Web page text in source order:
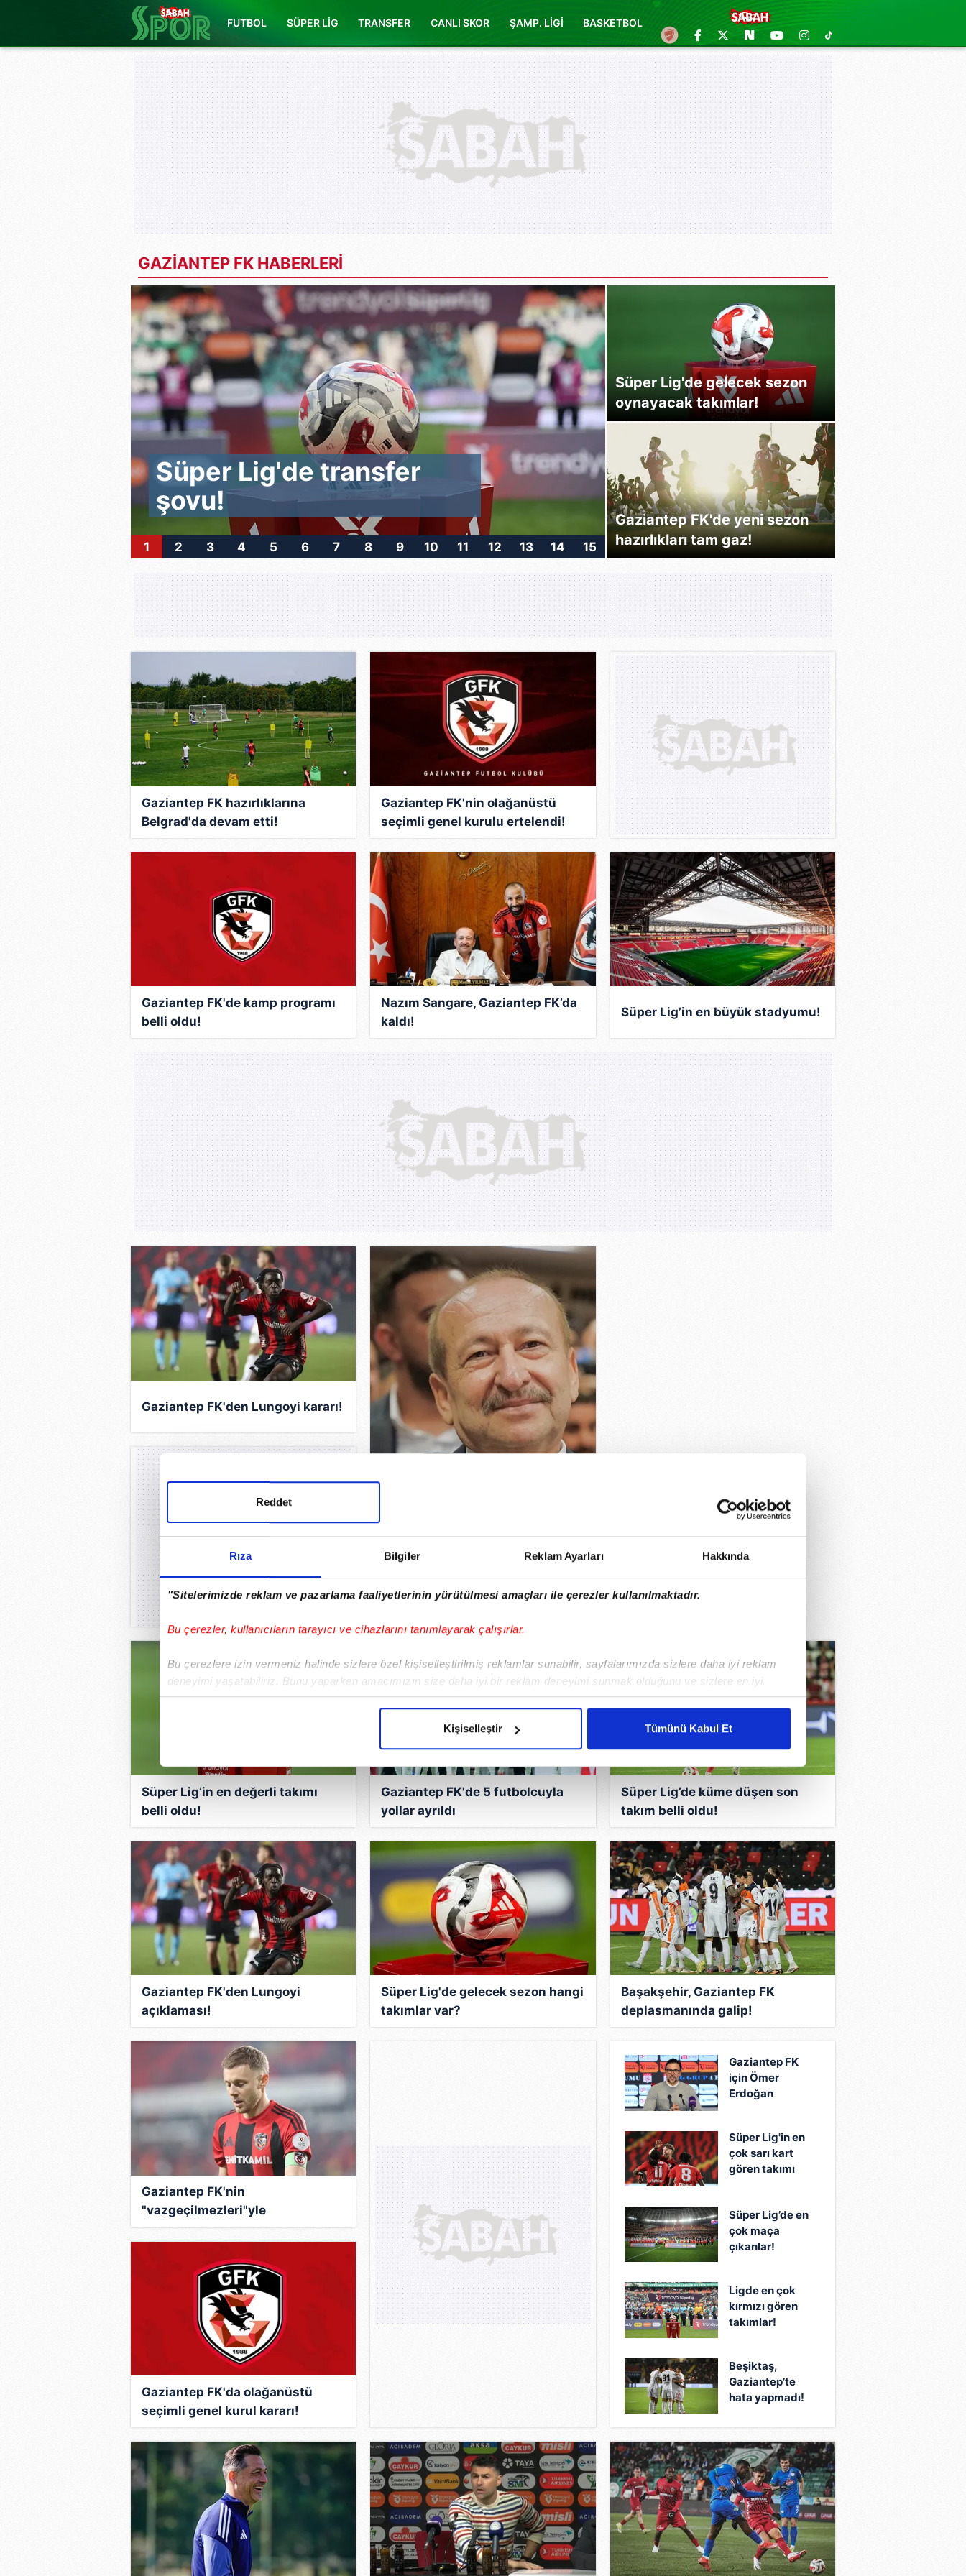
Rıza Bilgiler Reklam Ayarları Hakkında
"Sitelerimizde reklam ve pazarlama faaliyetlerinin yürütülmesi amaçları ile çerezler kullanılmaktadır.
Bu çerezler, kullanıcıların tarayıcı ve cihazlarını tanımlayarak çalışırlar.
Bu çerezlere izin vermeniz halinde sizlere özel kişiselleştirilmiş reklamlar sunabilir, sayfalarımızda sizlere daha iyi reklam
deneyimi yaşatabiliriz. Bunu yaparken amacımızın size daha iyi bir reklam deneyimi sunmak olduğunu ve sizlere en iyi
içerikleri sunabilmek adına elimizden gelen çabayı gösterdiğimizi ve bu noktada, reklamların maliyetlerimizi karşılamak
Her halükârda, kullanıcılar, bu çerezlere izin vermedikleri takdirde, kullanıcılara hedefli reklamlar gösterilmeyecektir."
Sizlere daha iyi bir hizmet sunabilmek için İnternet Sitemizde kendimize ve üçüncü kişilere ait çerezler kullanılmaktadır. Bu
çerezler vasıtasıyla çeşitli kişisel verileriniz işlenmekte olup gerekli olan çerezler bilgi toplumu hizmetlerinin sunulması
amacıyla kullanılmaktadır. Diğer çerezler, sitemizin daha işlevsel kılınması ve kişiselleştirilmesi ve sizlere yönelik
Çerezlere ilişkin tercihlerinizi aşağıda yer alan panel vasıtasıyla belirleyebilirsiniz. Çerezlere ilişkin detaylı bilgi için Ayarlar
butonuna tıklayabilir,Çerez Bilgilendirme Metnimiziziyaret edebilirsiniz.
6698 sayılı Kişisel Verilerin Korunması Kanunu uyarınca hazırlanmış Aydınlatma Metnimizi okumak ve sitemizde ilgili
mevzuata uygun olarak kullanılan çerezlerle ilgili bilgi almak için lütfentıklayınız
Reddet
Kişiselleştir Tümünü Kabul Et
FUTBOL SÜPER LİG TRANSFER CANLI SKOR ŞAMP. LİGİ BASKETBOL
GAZİANTEP FK HABERLERİ
Süper Lig'de transfer
şovu!
Serdar Dursun'un yeni
takımı açıklandı
1 2 3 4 5 6 7 8 9 10 11 12 13 14 15
Süper Lig'de gelecek sezon
oynayacak takımlar!
Gaziantep FK'de yeni sezon
hazırlıkları tam gaz!
Gaziantep FK hazırlıklarına
Belgrad'da devam etti!
Gaziantep FK'nin olağanüstü
seçimli genel kurulu ertelendi!
Gaziantep FK'de kamp programı
belli oldu!
Nazım Sangare, Gaziantep FK’da
kaldı!
Süper Lig’in en büyük stadyumu!
Gaziantep FK'den Lungoyi kararı!
Gaziantep FK'de
başkan Memik Yılmaz
güven tazeledi!
Süper Lig’in en değerli takımı
belli oldu!
Gaziantep FK'de 5 futbolcuyla
yollar ayrıldı
Süper Lig’de küme düşen son
takım belli oldu!
Gaziantep FK'den Lungoyi
açıklaması!
Süper Lig'de gelecek sezon hangi
takımlar var?
Başakşehir, Gaziantep FK
deplasmanında galip!
Gaziantep FK'nin
"vazgeçilmezleri"yle
sözleşmeleri sona erdi
Gaziantep FK'da olağanüstü
seçimli genel kurul kararı!
Gaziantep FK
için Ömer
Erdoğan
Süper Lig'in en
çok sarı kart
gören takımı
Süper Lig’de en
çok maça
çıkanlar!
Ligde en çok
kırmızı gören
takımlar!
Beşiktaş,
Gaziantep’te
hata yapmadı!